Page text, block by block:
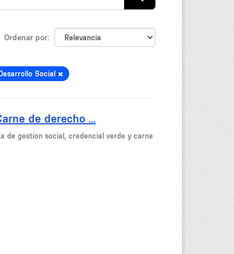
Ordenar por
Social
de derecho ...
de gestion social, credencial verde y carne